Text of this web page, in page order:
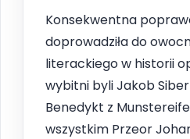
Konsekwentna
doprowadziła do
literackiego w historii
wybitni byli Jakob
Benedykt z
wszystkim Przeor